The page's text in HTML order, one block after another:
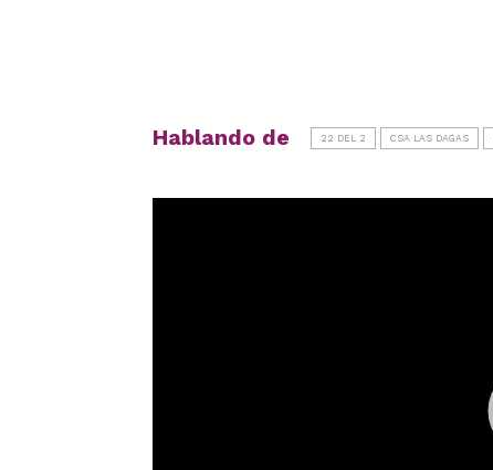
Hablando de 22 DEL 2 CSA LAS DAGAS